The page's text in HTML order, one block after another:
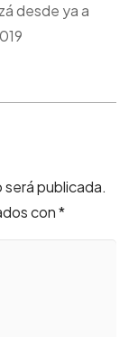
desde ya a
publicada.
con*